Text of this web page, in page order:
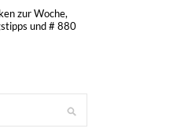
zur Woche,
und # 880